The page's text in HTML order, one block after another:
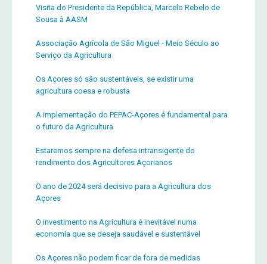
Visita do Presidente da República, Marcelo Rebelo de
Sousa à AASM
Associação Agrícola de São Miguel - Meio Século ao
Serviço da Agricultura
Os Açores só são sustentáveis, se existir uma
agricultura coesa e robusta
A implementação do PEPAC-Açores é fundamental para
o futuro da Agricultura
Estaremos sempre na defesa intransigente do
rendimento dos Agricultores Açorianos
O ano de 2024 será decisivo para a Agricultura dos
Açores
O investimento na Agricultura é inevitável numa
economia que se deseja saudável e sustentável
Os Açores não podem ficar de fora de medidas